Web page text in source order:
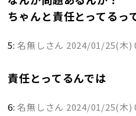
ちゃんと責任とってるっ
5:名無しさん 2024/01/25(木)
責任とってるんでは
6:名無しさん 2024/01/25(木)